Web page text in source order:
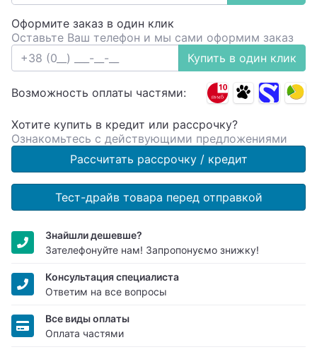
Оформите заказ в один клик
Оставьте Ваш телефон и мы сами оформим заказ
Купить в один клик
Возможность оплаты частями:
Хотите купить в кредит или рассрочку?
Ознакомьтесь с действующими предложениями
Рассчитать рассрочку / кредит
Тест-драйв товара перед отправкой
Знайшли дешевше?
Зателефонуйте нам! Запропонуємо знижку!
Консультация специалиста
Ответим на все вопросы
Все виды оплаты
Оплата частями